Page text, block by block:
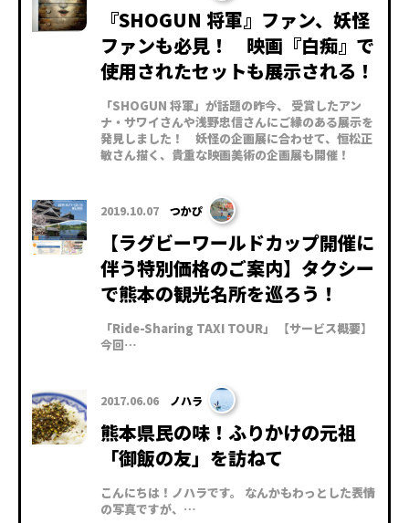
『SHOGUN 将軍』ファン、妖怪
ファンも必見！ 映画『白痴』で
使用されたセットも展示される！
「SHOGUN 将軍」が話題の昨今、 受賞したアン
ナ・サワイさんや浅野忠信さんにご縁のある展示を
発見しました！ 妖怪の企画展に合わせて、恒松正
敏さん描く、貴重な映画美術の企画展も開催！
2019.10.07 つかぴ
【ラグビーワールドカップ開催に
伴う特別価格のご案内】タクシー
で熊本の観光名所を巡ろう！
「Ride-Sharing TAXI TOUR」 【サービス概要】
今回…
2017.06.06 ノハラ
熊本県民の味！ふりかけの元祖
「御飯の友」を訪ねて
こんにちは！ノハラです。 なんかもわっとした表情
の写真ですが、…